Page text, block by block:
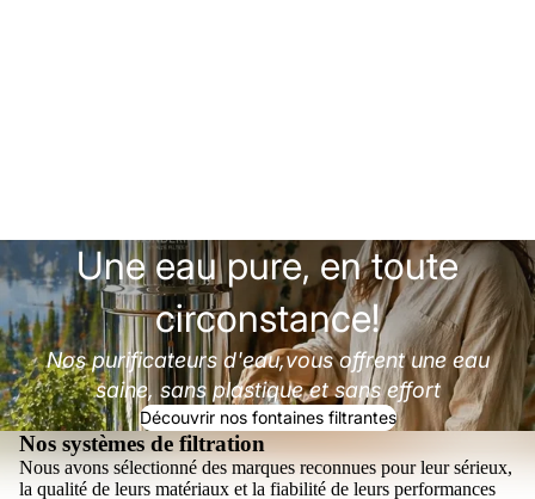
Une eau pure, en toute
circonstance!
Nos purificateurs d'eau,vous offrent une eau
saine, sans plastique et sans effort
Découvrir nos fontaines filtrantes
Nos systèmes de filtration
Nous avons sélectionné des marques reconnues pour leur sérieux,
la qualité de leurs matériaux et la fiabilité de leurs performances